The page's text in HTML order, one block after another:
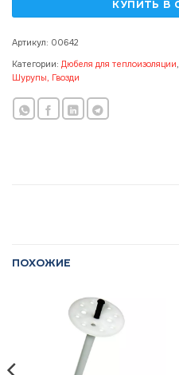
Артикул: 00642
Категории: Дюбеля для теплоизоляции,
Шурупы, Гвозди
ПОХОЖИЕ